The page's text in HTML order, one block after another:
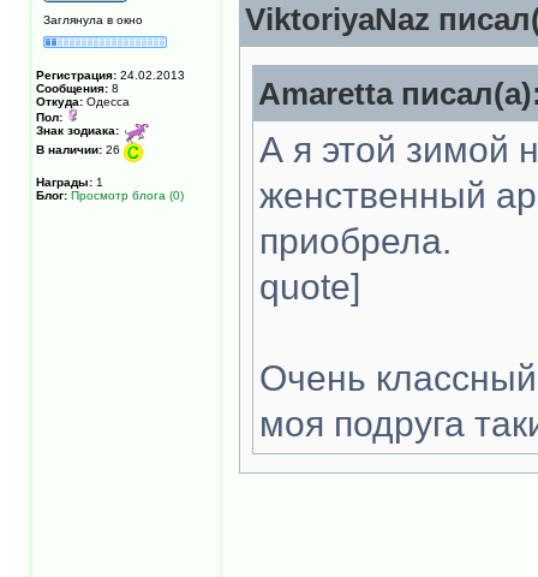
Заглянула в окно
Регистрация: 24.02.2013
Сообщения: 8
Откуда: Одесса
Пол:
Знак зодиака:
В наличии: 26
Награды: 1
Блог: Просмотр блога (0)
ViktoriyaNaz
Amaretta
А я этой зимой
женственный
приобрела.
quote]
Очень
моя подруга